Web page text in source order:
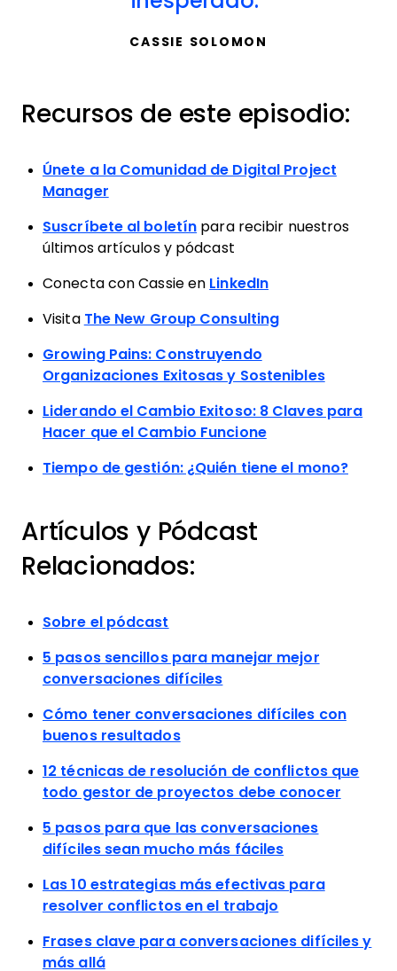
CASSIE SOLOMON
Recursos de este episodio:
Únete a la Comunidad de Digital Project
Manager
Suscríbete al boletín para recibir nuestros
últimos artículos y pódcast
Conecta con Cassie en LinkedIn
Visita The New Group Consulting
Growing Pains: Construyendo
Organizaciones Exitosas y Sostenibles
Liderando el Cambio Exitoso: 8 Claves para
Hacer que el Cambio Funcione
Tiempo de gestión: ¿Quién tiene el mono?
Artículos y Pódcast
Relacionados:
Sobre el pódcast
5 pasos sencillos para manejar mejor
conversaciones difíciles
Cómo tener conversaciones difíciles con
buenos resultados
12 técnicas de resolución de conflictos que
todo gestor de proyectos debe conocer
5 pasos para que las conversaciones
difíciles sean mucho más fáciles
Las 10 estrategias más efectivas para
resolver conflictos en el trabajo
Frases clave para conversaciones difíciles y
más allá